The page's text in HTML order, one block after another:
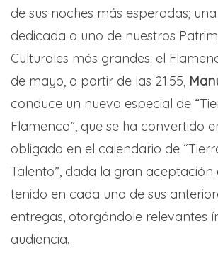
de sus noches más esperadas;
dedicada a uno de nuestros
Culturales más grandes: el
de mayo, a partir de las 21:55,
conduce un nuevo especial de
Flamenco”, que se ha convertido
obligada en el calendario de
Talento”, dada la gran aceptación
tenido en cada una de sus
entregas, otorgándole relevantes
audiencia.